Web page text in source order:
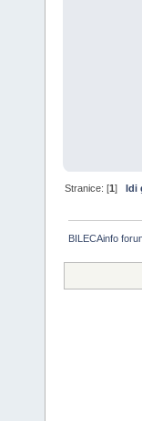
Stranice: [1] Idi
BILECAinfo